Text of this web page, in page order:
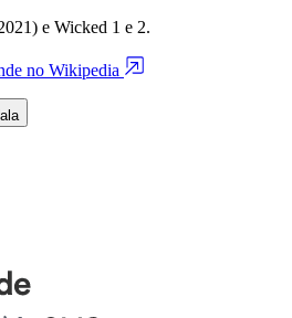
e Wicked 1 e 2.
no Wikipedia